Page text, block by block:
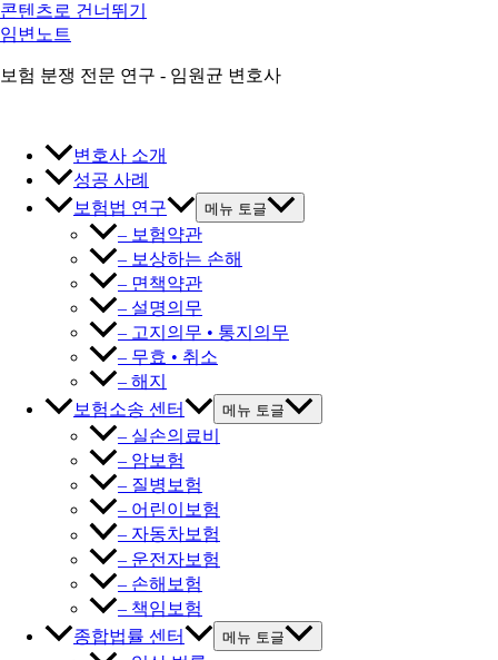
콘텐츠로 건너뛰기
임변노트
보험 분쟁 전문 연구 - 임원균 변호사
변호사 소개
성공 사례
보험법 연구
메뉴 토글
– 보험약관
– 보상하는 손해
– 면책약관
– 설명의무
– 고지의무 • 통지의무
– 무효 • 취소
– 해지
보험소송 센터
메뉴 토글
– 실손의료비
– 암보험
– 질병보험
– 어린이보험
– 자동차보험
– 운전자보험
– 손해보험
– 책임보험
종합법률 센터
메뉴 토글